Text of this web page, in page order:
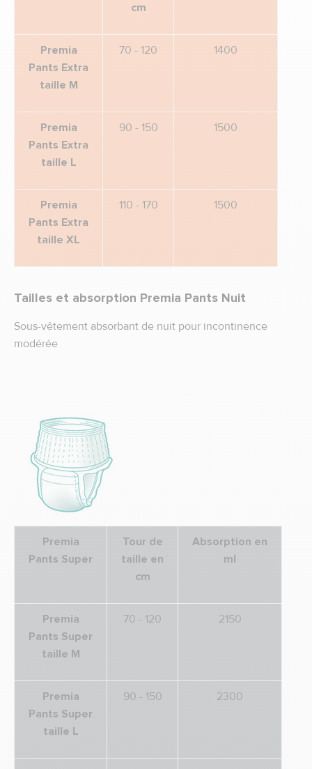
cm
Premia
Pants Extra
taille M
70 - 120 1400
Premia
Pants Extra
taille L
90 - 150 1500
Premia
Pants Extra
taille XL
110 - 170 1500
Tailles et absorption Premia Pants Nuit
Sous-vêtement absorbant de nuit pour incontinence
modérée
Premia
Pants Super
Tour de
taille en
cm
Absorption en
ml
Premia
Pants Super
taille M
70 - 120 2150
Premia
Pants Super
taille L
90 - 150 2300